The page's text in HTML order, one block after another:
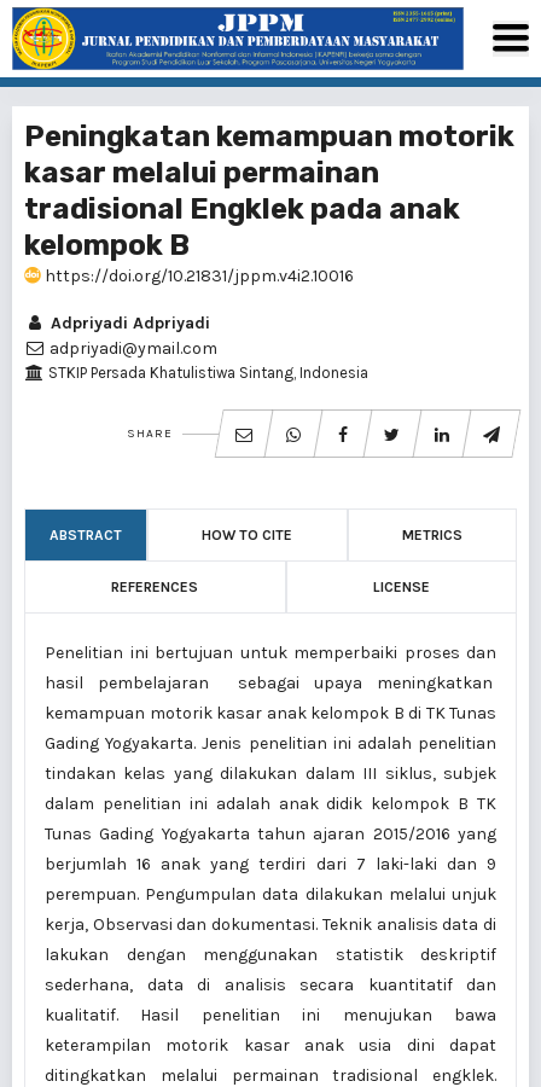
Peningkatan kemampuan motorik
kasar melalui permainan
tradisional Engklek pada anak
kelompok B
https://doi.org/10.21831/jppm.v4i2.10016
Adpriyadi Adpriyadi
adpriyadi@ymail.com
STKIP Persada Khatulistiwa Sintang, Indonesia
SHARE
ABSTRACT HOW TO CITE METRICS
REFERENCES LICENSE
Penelitian ini bertujuan untuk memperbaiki proses dan
hasil pembelajaran sebagai upaya meningkatkan
kemampuan motorik kasar anak kelompok B di TK Tunas
Gading Yogyakarta. Jenis penelitian ini adalah penelitian
tindakan kelas yang dilakukan dalam III siklus, subjek
dalam penelitian ini adalah anak didik kelompok B TK
Tunas Gading Yogyakarta tahun ajaran 2015/2016 yang
berjumlah 16 anak yang terdiri dari 7 laki-laki dan 9
perempuan. Pengumpulan data dilakukan melalui unjuk
kerja, Observasi dan dokumentasi. Teknik analisis data di
lakukan dengan menggunakan statistik deskriptif
sederhana, data di analisis secara kuantitatif dan
kualitatif. Hasil penelitian ini menujukan bawa
keterampilan motorik kasar anak usia dini dapat
ditingkatkan melalui permainan tradisional engklek.